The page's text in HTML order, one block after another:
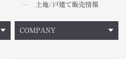
土地/戸建て販売情報
COMPANY